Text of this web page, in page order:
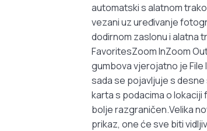
automatski s alatnom
vezani uz uređivanje
dodirnom zaslonu i alatna
FavoritesZoom InZoom
gumbova vjerojatno je
sada se pojavljuje s
karta s podacima o
bolje razgraničen.Velika
prikaz, one će sve biti